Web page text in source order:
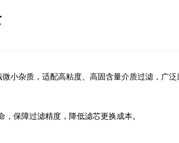
小杂质，适配高粘度、高固含量介质过滤，广
保障过滤精度，降低滤芯更换成本。